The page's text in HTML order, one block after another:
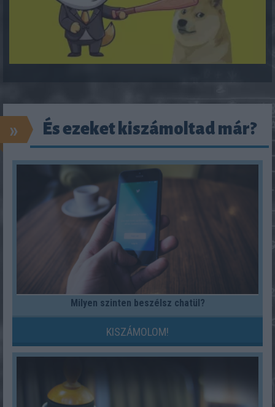
» És ezeket kiszámoltad már?
Milyen szinten beszélsz chatül?
KISZÁMOLOM!